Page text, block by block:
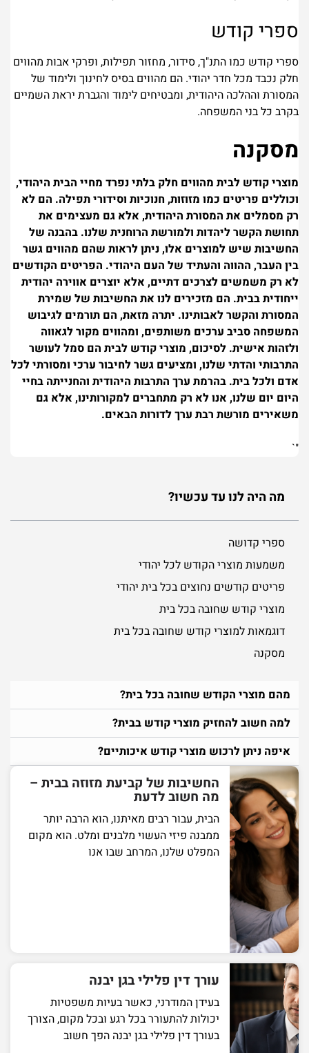
ספרי קודש
ספרי קודש כמו התנ"ך, סידור, מחזור תפילות, ופרקי אבות מהווים
חלק נכבד מכל חדר יהודי. הם מהווים בסיס לחינוך ולימוד של
המסורת וההלכה היהודית, ומבטיחים לימוד והגברת יראת השמיים
בקרב כל בני המשפחה.
מסקנה
מוצרי קודש לבית מהווים חלק בלתי נפרד מחיי הבית היהודי,
וכוללים פריטים כמו מזוזות, חנוכיות וסידורי תפילה. הם לא
רק מסמלים את המסורת היהודית, אלא גם מעצימים את
תחושת הקשר ליהדות ולמורשת הרוחנית שלנו. בהבנה של
החשיבות שיש למוצרים אלו, ניתן לראות שהם מהווים גשר
בין העבר, ההווה והעתיד של העם היהודי. הפריטים הקודשים
לא רק משמשים לצרכים דתיים, אלא יוצרים אווירה יהודית
ייחודית בבית. הם מזכירים לנו את החשיבות של שמירת
המסורת והקשר לאבותינו. יתרה מזאת, הם תורמים לגיבוש
המשפחה סביב ערכים משותפים, ומהווים מקור לגאווה
ולזהות אישית. לסיכום, מוצרי קודש לבית הם סמל לעושר
התרבותי והדתי שלנו, ומציעים גשר לחיבור ערכי ומסורתי לכל
אדם ולכל בית. בהרמת ערך התרבות היהודית והחנייתה בחיי
היום יום שלנו, אנו לא רק מתחברים למקורותינו, אלא גם
משאירים מורשת רבת ערך לדורות הבאים.
"`
מה היה לנו עד עכשיו?
ספרי קדושה
משמעות מוצרי הקודש לכל יהודי
פריטים קודשים נחוצים בכל בית יהודי
מוצרי קודש שחובה בכל בית
דוגמאות למוצרי קודש שחובה בכל בית
מסקנה
מהם מוצרי הקודש שחובה בכל בית?
למה חשוב להחזיק מוצרי קודש בבית?
איפה ניתן לרכוש מוצרי קודש איכותיים?
החשיבות של קביעת מזוזה בבית –
מה חשוב לדעת
הבית, עבור רבים מאיתנו, הוא הרבה יותר
ממבנה פיזי העשוי מלבנים ומלט. הוא מקום
המפלט שלנו, המרחב שבו אנו
עורך דין פלילי בגן יבנה
בעידן המודרני, כאשר בעיות משפטיות
יכולות להתעורר בכל רגע ובכל מקום, הצורך
בעורך דין פלילי בגן יבנה הפך חשוב